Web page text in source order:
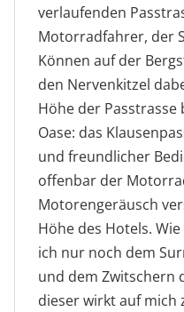
verlaufenden
Motorradfahrer, der
Können auf der
den Nervenkitzel
Höhe der
Oase: das
und freundlicher
offenbar der
Motorengeräusch
Höhe des Hotels.
ich nur noch dem
und dem Zwitschern
dieser wirkt auf mich